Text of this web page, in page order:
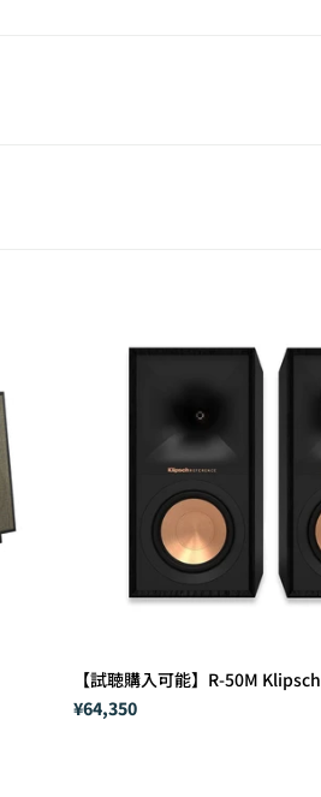
【試聴購入可能】R-50M Klipsch
¥64,350